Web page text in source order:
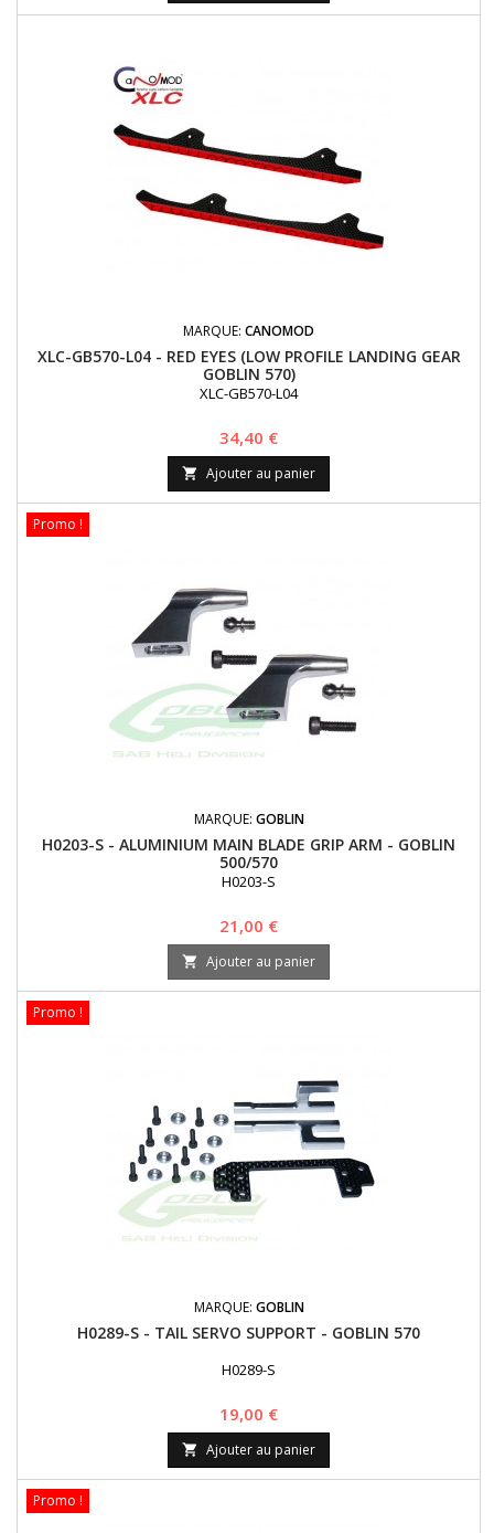
MARQUE: CANOMOD
XLC-GB570-L04 - RED EYES (LOW PROFILE LANDING GEAR
GOBLIN 570)
XLC-GB570-L04
Prix
34,40 €
 Ajouter au panier
Promo !
MARQUE: GOBLIN
H0203-S - ALUMINIUM MAIN BLADE GRIP ARM - GOBLIN
500/570
H0203-S
Prix
21,00 €
 Ajouter au panier
Promo !
MARQUE: GOBLIN
H0289-S - TAIL SERVO SUPPORT - GOBLIN 570
H0289-S
Prix
19,00 €
 Ajouter au panier
Promo !